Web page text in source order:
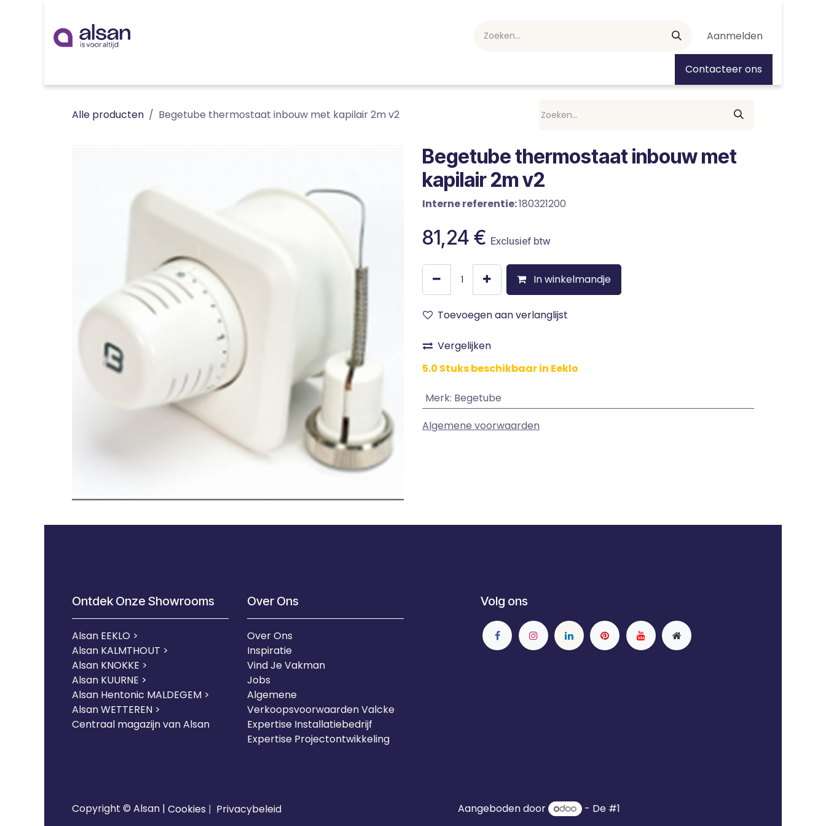
Aanmelden
Contacteer ons
Alle producten Begetube thermostaat inbouw met kapilair 2m v2
Begetube thermostaat inbouw met
kapilair 2m v2
Interne referentie:180321200
81,24 € Exclusief btw
In winkelmandje
Toevoegen aan verlanglijst
Vergelijken
5.0 Stuks beschikbaar in Eeklo
Merk: Begetube
Algemene voorwaarden
Ontdek Onze Showrooms
Alsan EEKLO >
Alsan KALMTHOUT >
Alsan KNOKKE >
Alsan KUURNE >
Alsan Hentonic MALDEGEM >
Alsan WETTEREN >
Centraal magazijn van Alsan
Over Ons
Over Ons
Inspiratie
Vind Je Vakman
Jobs
Algemene
Verkoopsvoorwaarden Valcke
Expertise Installatiebedrijf
Expertise Projectontwikkeling
Volg ons
Copyright © Alsan | Cookies | Privacybeleid Aangeboden door - De #1